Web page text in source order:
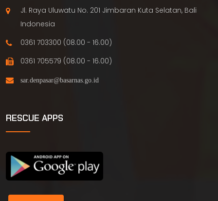
Jl. Raya Uluwatu No. 201 Jimbaran Kuta Selatan, Bali
Indonesia
0361 703300 (08.00 - 16.00)
0361 705579 (08.00 - 16.00)
RESCUE APPS